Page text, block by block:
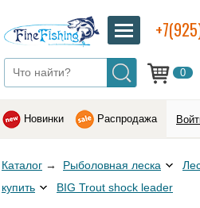
0
Новинки Распродажа
Каталог → Рыболовная леска
купить
BIG Trout shock leader